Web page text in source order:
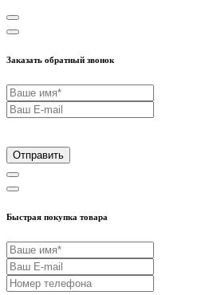
Заказать обратный звонок
Отправить
Быстрая покупка товара